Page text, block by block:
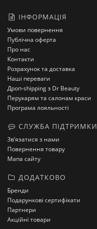
ІНФОРМАЦІЯ
Умови повернення
Публічна оферта
Про нас
Контакти
Розрахунок та доставка
Наші переваги
Дроп-shipping з Dr Beauty
Перукарям та салонам краси
Програма лояльності
СЛУЖБА ПІДТРИМКИ
Зв’язатися з нами
Повернення товару
Мапа сайту
ДОДАТКОВО
Бренди
Подарункові сертифікати
Партнери
Акційні товари